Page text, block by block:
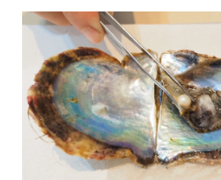
お知らせ・新着情報
名古屋港水族館ってこんなところ
館内案内
イベント紹介
研究・教育